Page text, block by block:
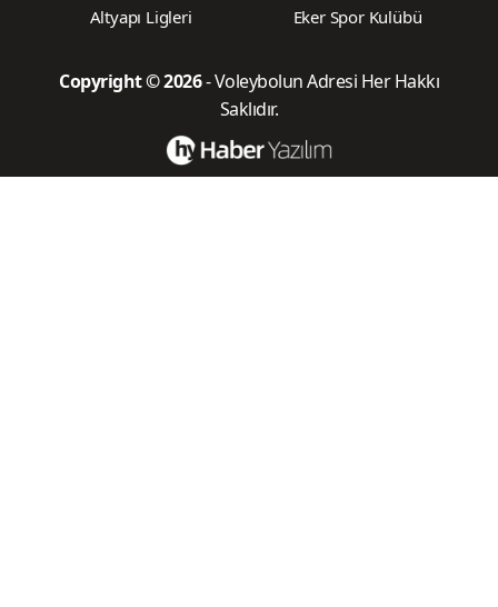
Altyapı Ligleri
Eker Spor Kulübü
Copyright © 2026- Voleybolun Adresi Her Hakkı
Saklıdır.